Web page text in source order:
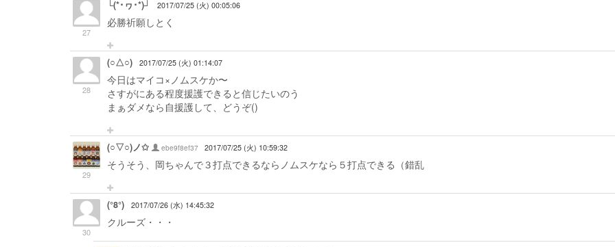
27
└(*･ヮ･*)┘ 2017/07/25 (火) 00:05:06
必勝祈願しとく
28
(○△○) 2017/07/25 (火) 01:14:07
今日はマイコ×ノムスケか〜
さすがにある程度援護できると信じたいのう
まぁダメなら自援護して、どうぞ()
29
(○▽○)ノ✩ ebe9f8ef37 2017/07/25 (火) 10:59:32
そうそう、岡ちゃんで３打点できるならノムスケなら５打点できる（錯乱
30
(°8°) 2017/07/26 (水) 14:45:32
クルーズ・・・